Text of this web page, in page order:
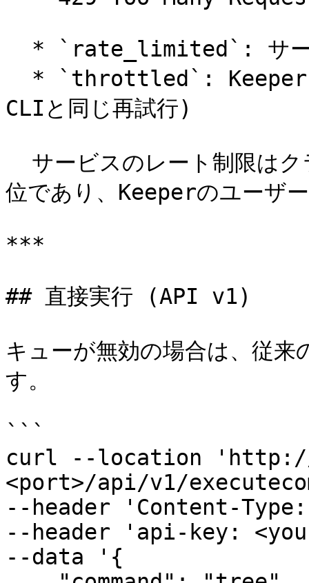
CLIと同じ再試行)
位であり、Keeperのユーザ
***
## 直接実行 (API v1)
キューが無効の場合は、従
す。
```
curl --location
<port>/api/v1/
--header 'Content-
--header 'api-key:
--data '{